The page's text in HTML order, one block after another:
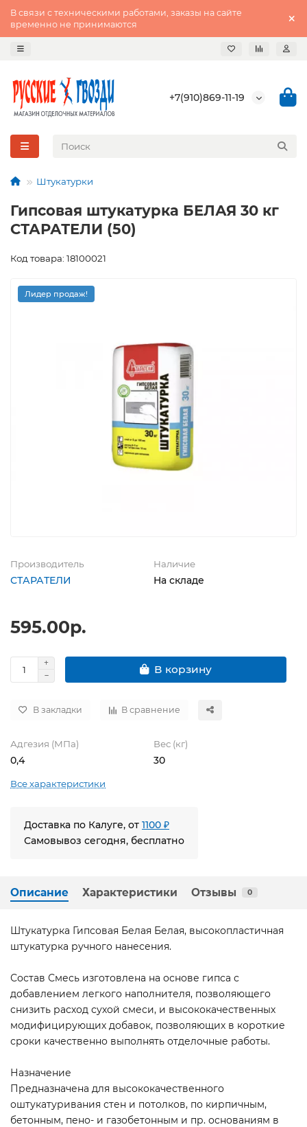
В связи с техническими работами, заказы на сайте
временно не принимаются
+7(910)869-11-19
Штукатурки
Гипсовая штукатурка БЕЛАЯ 30 кг
СТАРАТЕЛИ (50)
Код товара: 18100021
Лидер продаж!
Производитель
СТАРАТЕЛИ
Наличие
На складе
595.00р.
В корзину
В закладки В сравнение
Адгезия (МПа)
0,4
Вес (кг)
30
Все характеристики
Доставка по Калуге, от 1100 ₽
Самовывоз сегодня, бесплатно
Описание Характеристики Отзывы 0
Штукатурка Гипсовая Белая Белая, высокопластичная
штукатурка ручного нанесения.
Состав Смесь изготовлена на основе гипса с
добавлением легкого наполнителя, позволяющего
снизить расход сухой смеси, и высококачественных
модифицирующих добавок, позволяющих в короткие
сроки качественно выполнять отделочные работы.
Назначение
Предназначена для высококачественного
оштукатуривания стен и потолков, по кирпичным,
бетонным, пено- и газобетонным и пр. основаниям в